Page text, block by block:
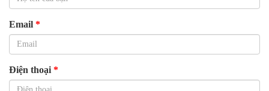
Email
Điện thoại
TIN TỨC
DỰ ÁN